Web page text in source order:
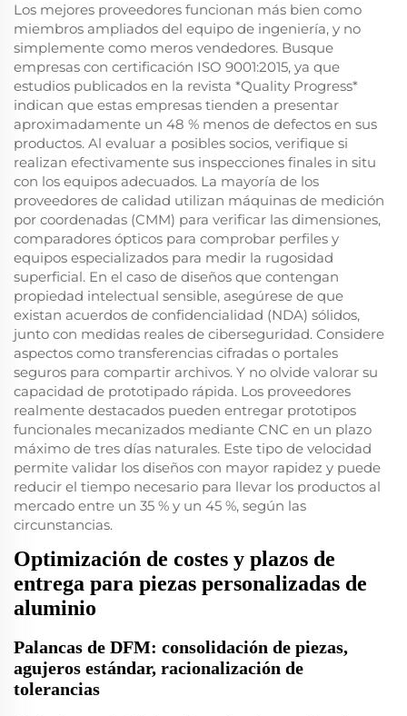
Los mejores proveedores funcionan más bien como
miembros ampliados del equipo de ingeniería, y no
simplemente como meros vendedores. Busque
empresas con certificación ISO 9001:2015, ya que
estudios publicados en la revista *Quality Progress*
indican que estas empresas tienden a presentar
aproximadamente un 48 % menos de defectos en sus
productos. Al evaluar a posibles socios, verifique si
realizan efectivamente sus inspecciones finales in situ
con los equipos adecuados. La mayoría de los
proveedores de calidad utilizan máquinas de medición
por coordenadas (CMM) para verificar las dimensiones,
comparadores ópticos para comprobar perfiles y
equipos especializados para medir la rugosidad
superficial. En el caso de diseños que contengan
propiedad intelectual sensible, asegúrese de que
existan acuerdos de confidencialidad (NDA) sólidos,
junto con medidas reales de ciberseguridad. Considere
aspectos como transferencias cifradas o portales
seguros para compartir archivos. Y no olvide valorar su
capacidad de prototipado rápida. Los proveedores
realmente destacados pueden entregar prototipos
funcionales mecanizados mediante CNC en un plazo
máximo de tres días naturales. Este tipo de velocidad
permite validar los diseños con mayor rapidez y puede
reducir el tiempo necesario para llevar los productos al
mercado entre un 35 % y un 45 %, según las
circunstancias.
Optimización de costes y plazos de
entrega para piezas personalizadas de
aluminio
Palancas de DFM: consolidación de piezas,
agujeros estándar, racionalización de
tolerancias